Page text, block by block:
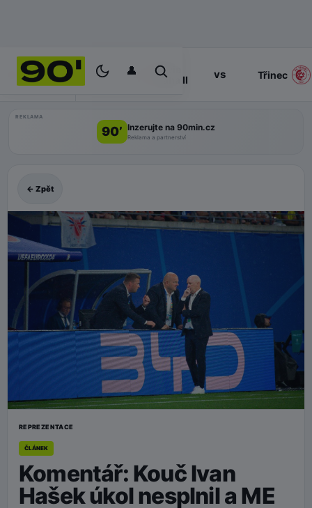
👤
PROGRAM 17:00
Slavia
Praha II
vs Třinec
REKLAMA
90’ Inzerujte na 90min.cz
Reklama a partnerství
← Zpět
REPREZENTACE
ČLÁNEK
Komentář: Kouč Ivan
Hašek úkol nesplnil a ME